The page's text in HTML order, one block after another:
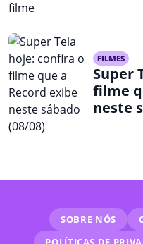
FILMES
Super
filme
neste
SOBRE NÓS